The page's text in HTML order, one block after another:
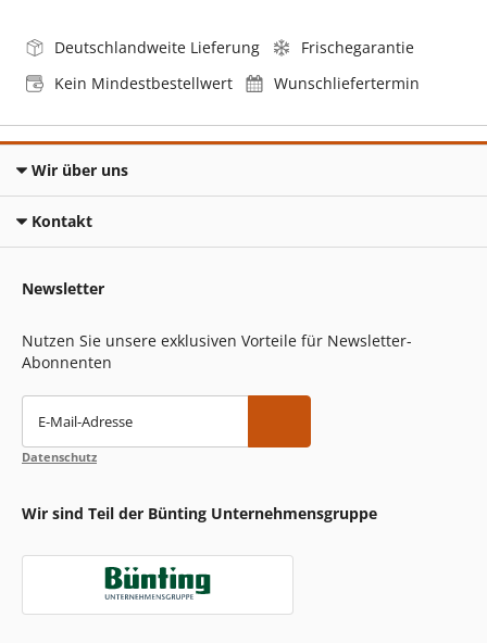
Deutschlandweite Lieferung
Frischegarantie
Kein Mindestbestellwert
Wunschliefertermin
Wir über uns
Kontakt
Newsletter
Nutzen Sie unsere exklusiven Vorteile für Newsletter-
Abonnenten
E-Mail-Adresse
Datenschutz
Wir sind Teil der Bünting Unternehmensgruppe